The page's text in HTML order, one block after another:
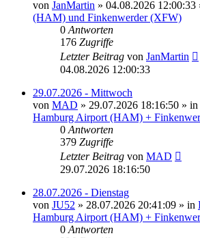
von JanMartin » 04.08.2026 12:00:33
(HAM) und Finkenwerder (XFW)
0 Antworten
176 Zugriffe
Letzter Beitrag von JanMartin
04.08.2026 12:00:33
29.07.2026 - Mittwoch
von MAD » 29.07.2026 18:16:50 » in
Hamburg Airport (HAM) +
0 Antworten
379 Zugriffe
Letzter Beitrag von MAD
29.07.2026 18:16:50
28.07.2026 - Dienstag
von JU52 » 28.07.2026 20:41:09 » in
Hamburg Airport (HAM) +
0 Antworten